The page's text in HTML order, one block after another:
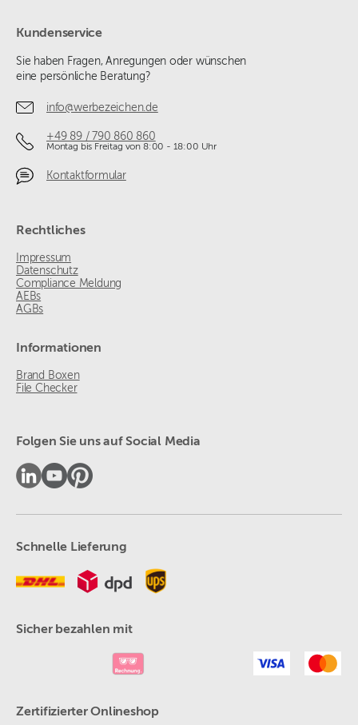
Kundenservice
Sie haben Fragen, Anregungen oder wünschen
eine persönliche Beratung?
info@werbezeichen.de
+49 89 / 790 860 860
Montag bis Freitag von 8:00 - 18:00 Uhr
Kontaktformular
Rechtliches
Impressum
Datenschutz
Compliance Meldung
AEBs
AGBs
Informationen
Brand Boxen
File Checker
Folgen Sie uns auf Social Media
Schnelle Lieferung
Sicher bezahlen mit
Zertifizierter Onlineshop